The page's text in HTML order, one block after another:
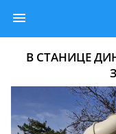
В СТАНИЦЕ